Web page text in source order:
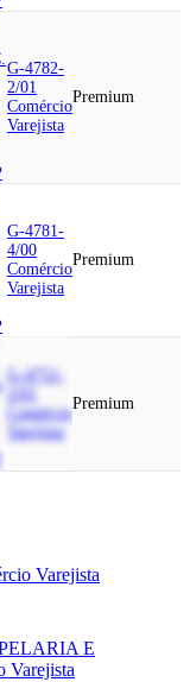
G-4782-
2/01
Comércio
Varejista
Premium
G-4781-
4/00
Comércio
Varejista
Premium
G-4751-
Comércio
Varejista
Premium
Varejista
E
Varejista